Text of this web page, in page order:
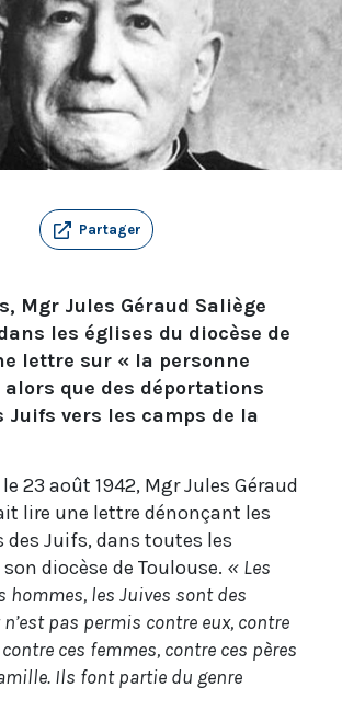
Partager
Mgr Jules Géraud Saliège
les églises du diocèse de
lettre sur « la personne
que des déportations
Juifs vers les camps de la
23 août 1942, Mgr Jules Géraud
lire une lettre dénonçant les
Juifs, dans toutes les
diocèse de Toulouse. « Les
hommes, les Juives sont des
pas permis contre eux, contre
ces femmes, contre ces pères
Ils font partie du genre